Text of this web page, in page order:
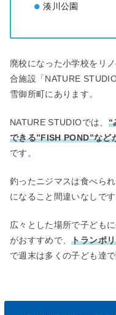
湊川公園
廃校になった小学校をリ
合施設「NATURE
雪御所町にあります。
NATURE STUDIOでは、 “
できる”FISH POND”など
です。
釣ったニジマスは食べら
になること間違いなしです
広々とした場所で子ども
がおすすめで、トランポ
で週末は多くの子ども達で